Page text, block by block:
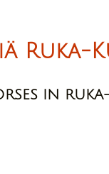
Ruka-
IN